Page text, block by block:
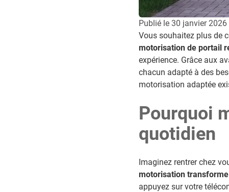
Publié le 30 janvier 2026
Vous souhaitez plus de
motorisation de portail
expérience. Grâce aux
chacun adapté à des
motorisation adaptée
Pourquoi
quotidien
Imaginez rentrer chez
motorisation
appuyez sur votre